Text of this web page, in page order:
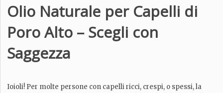
Olio Naturale per Capelli di
Poro Alto – Scegli con
Saggezza
Ioioli! Per molte persone con capelli ricci, crespi, o spessi, la